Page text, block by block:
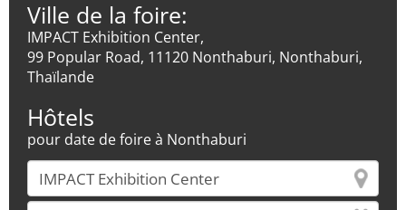
Ville de la foire:
IMPACT Exhibition Center,
99 Popular Road, 11120 Nonthaburi, Nonthaburi,
Thaïlande
Hôtels
pour date de foire à Nonthaburi